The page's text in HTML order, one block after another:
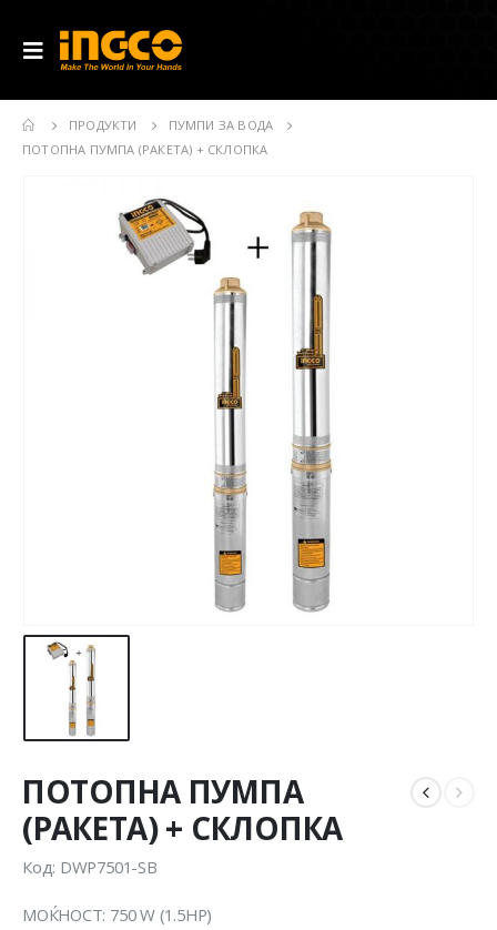
ПРОДУКТИ
ПУМПИ ЗА ВОДА
ПОТОПНА ПУМПА (РАКЕТА) + СКЛОПКА
ПОТОПНА ПУМПА
(РАКЕТА) + СКЛОПКА
Код: DWP7501-SB
МОЌНОСТ: 750 W (1.5HP)